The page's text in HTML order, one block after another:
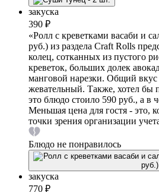
закуска
390 ₽
«Ролл с креветками васаби и
руб.) из раздела Craft Rolls
колец, сотканных из пустого
креветок, больших долек
манговой нарезки. Общий
жевательный. Также, хотел бы
это блюдо стоило 590 руб., а в
Меньшая цена для гостя - это,
точки зрения организации
Блюдо не понравилось
закуска
770 ₽